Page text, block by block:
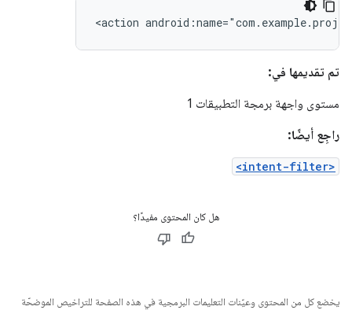
<action
تم تقديمها في:
مستوى واجهة برمجة التطبيقات 1
راجِع أيضًا:
<intent-filter>
هل كان المحتوى مفيدًا؟
يخضع كل من المحتوى وعيّنات التعليمات البرمجية في هذه الصفحة للتراخيص الموضحّة